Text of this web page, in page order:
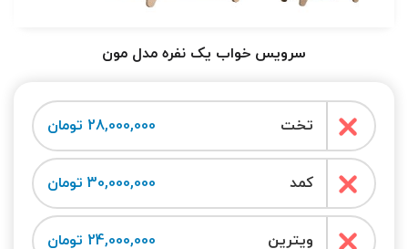
سرویس خواب یک نفره مدل مون
تخت 28,000,000 تومان
کمد 30,000,000 تومان
ویترین 24,000,000 تومان